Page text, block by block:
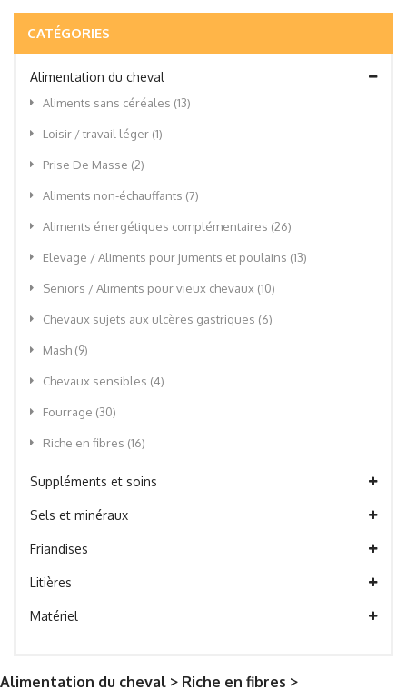
CATÉGORIES
Alimentation du cheval
Aliments sans céréales (13)
Loisir / travail léger (1)
Prise De Masse (2)
Aliments non-échauffants (7)
Aliments énergétiques complémentaires (26)
Elevage / Aliments pour juments et poulains (13)
Seniors / Aliments pour vieux chevaux (10)
Chevaux sujets aux ulcères gastriques (6)
Mash (9)
Chevaux sensibles (4)
Fourrage (30)
Riche en fibres (16)
Suppléments et soins
Sels et minéraux
Friandises
Litières
Matériel
Alimentation du cheval > Riche en fibres >